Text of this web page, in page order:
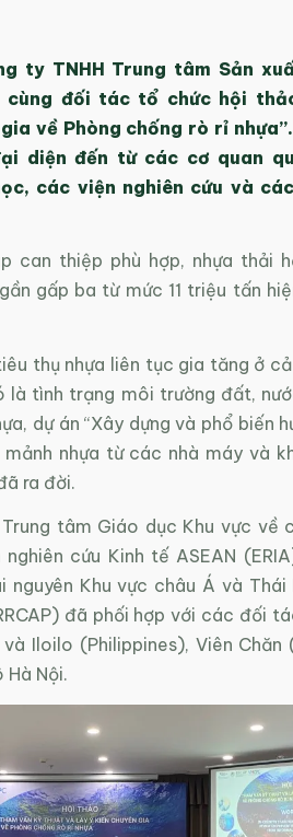
ty TNHH Trung tâm Sản
cùng đối tác tổ chức hội
về Phòng chống rò rỉ nhựa
diện đến từ các cơ quan
các viện nghiên cứu và
can thiệp phù hợp, nhựa thải
gấp ba từ mức 11 triệu tấn
thụ nhựa liên tục gia tăng ở
tình trạng môi trường đất,
dự án “Xây dựng và phổ biến
nhựa từ các nhà máy và
ra đời.
tâm Giáo dục Khu vực về
cứu Kinh tế ASEAN
Khu vực châu Á và Thái
đã phối hợp với các đối
Iloilo (Philippines), Viên
Nội.